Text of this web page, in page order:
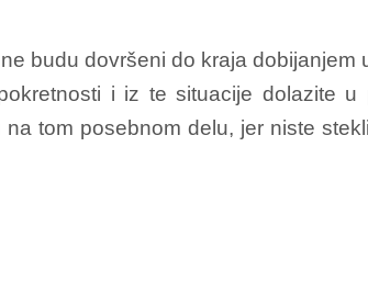
budu dovršeni do kraja dobijanjem
i iz te situacije dolazite
tom posebnom delu, jer niste